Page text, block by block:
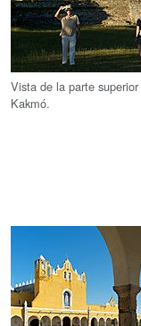
Vista de la parte
Kakmó.